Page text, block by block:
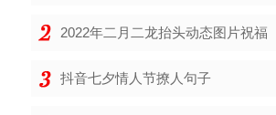
2022年二月二龙抬头动态图片祝福
抖音七夕情人节撩人句子